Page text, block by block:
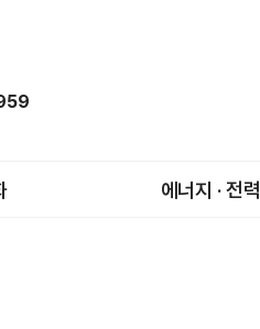
에너지 · 전력